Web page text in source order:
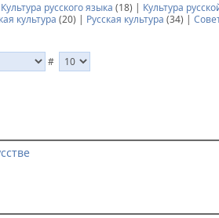
Культура русского языка (18) | Культура
культура (20) | Русская культура (34) |
#